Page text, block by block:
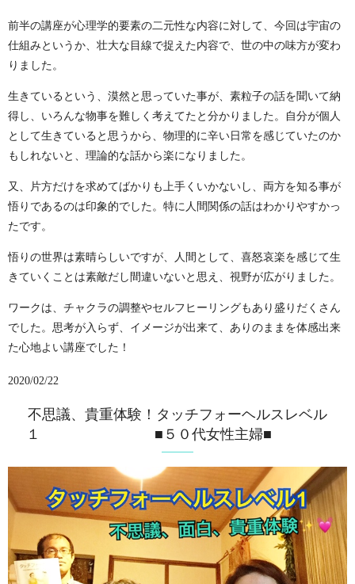
前半の講座が心理学的要素の二元性な内容に対して、今回は宇宙の
仕組みというか、壮大な目線で捉えた内容で、世の中の味方が変わ
りました。
生きているという、漠然と思っていた事が、素粒子の話を聞いて納
得し、いろんな物事を難しく考えてたと分かりました。自分が個人
として生きていると思うから、物理的に辛い日常を感じていたのか
もしれないと、理論的な話から楽になりました。
又、片方だけを求めてばかりも上手くいかないし、両方を知る事が
悟りであるのは印象的でした。特に人間関係の話はわかりやすかっ
たです。
悟りの世界は素晴らしいですが、人間として、喜怒哀楽を感じて生
きていくことは素敵だし間違いないと思え、視野が広がりました。
ワークは、チャクラの調整やセルフヒーリングもあり盛りだくさん
でした。思考が入らず、イメージが出来て、ありのままを体感出来
た心地よい講座でした！
2020/02/22
不思議、貴重体験！タッチフォーヘルスレベル
１ ■５０代女性主婦■